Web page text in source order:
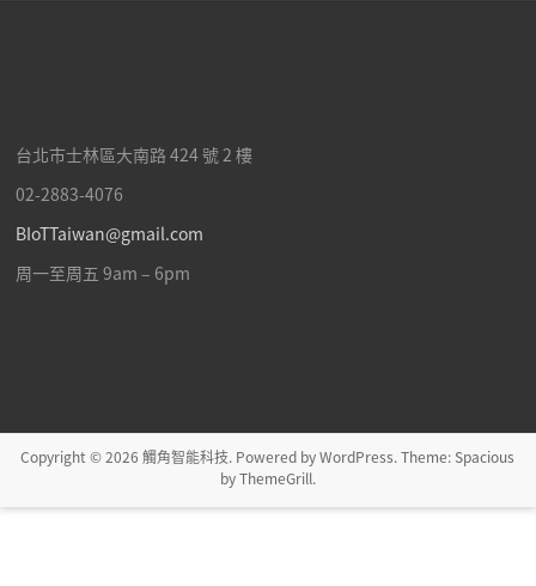
台北市士林區大南路 424 號 2 樓
02-2883-4076
BIoTTaiwan@gmail.com
周一至周五 9am – 6pm
Copyright © 2026觸角智能科技. Powered byWordPress. Theme: Spacious
byThemeGrill.